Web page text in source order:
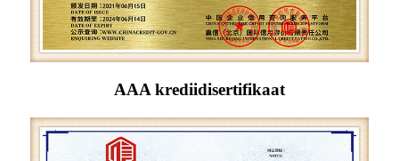
AAA krediidisertifikaat